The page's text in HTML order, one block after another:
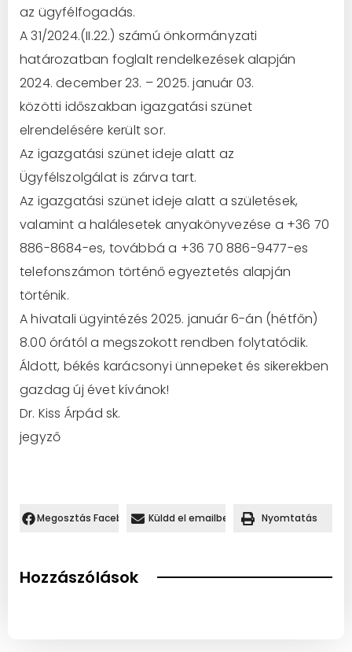
az ügyfélfogadás.
A 31/2024.(II.22.) számú önkormányzati
határozatban foglalt rendelkezések alapján
2024. december 23. – 2025. január 03.
közötti időszakban igazgatási szünet
elrendelésére került sor.
Az igazgatási szünet ideje alatt az
Ügyfélszolgálat is zárva tart.
Az igazgatási szünet ideje alatt a születések,
valamint a halálesetek anyakönyvezése a +36 70
886-8684-es, továbbá a +36 70 886-9477-es
telefonszámon történő egyeztetés alapján
történik.
A hivatali ügyintézés 2025. január 6-án (hétfőn)
8.00 órától a megszokott rendben folytatódik.
Áldott, békés karácsonyi ünnepeket és sikerekben
gazdag új évet kívánok!
Dr. Kiss Árpád sk.
jegyző
Megosztás Facebookon.Küldd el emailben Nyomtatás
Hozzászólások